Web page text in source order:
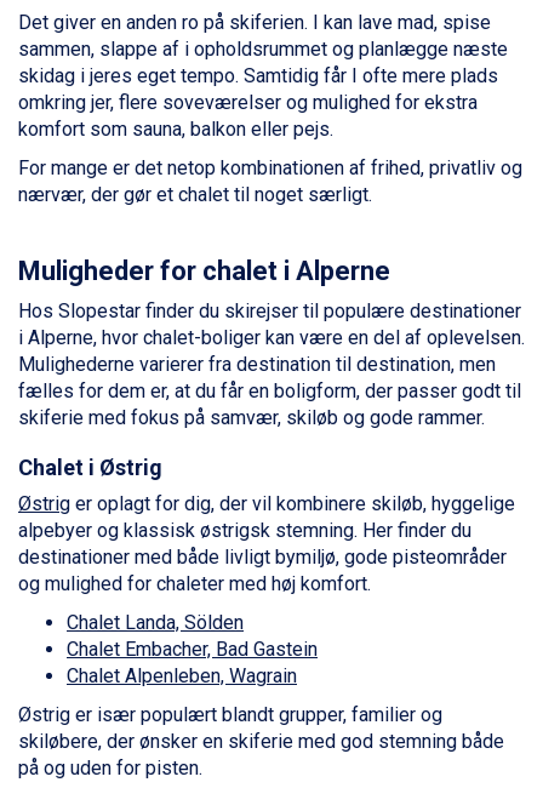
Bad Gastein fra DKK 4.195
Arabba fra DKK 7.045
La Thuile fra DKK 4.595
Val Thorens fra DKK 5.395
Cervinia fra DKK 5.295
Passo Tonale fra DKK 3.795
Saalbach fra DKK 5.945
Champoluc fra DKK 3.795
Sestriere fra DKK 4.395
Wagrain fra DKK 4.645
Ischgl fra DKK 7.095
Fieberbrunn fra DKK 6.145
St. Anton fra DKK 7.245
Zell am See fra DKK 4.095
Canazei fra DKK 4.745
Ponte di Legno fra DKK 4.745
Sauze dOulx fra DKK 4.045
Alleghe fra DKK 5.595
Bad Gastein fra DKK 4.195
La Thuile fra DKK 4.595
Val Thorens fra DKK 5.395
Cervinia fra DKK 5.295
Bad Hofgastein fra DKK 5.495
Passo Tonale fra DKK 3.795
Saalbach fra DKK 5.945
Det giver en anden ro på skiferien. I kan lave mad, spise
sammen, slappe af i opholdsrummet og planlægge næste
skidag i jeres eget tempo. Samtidig får I ofte mere plads
omkring jer, flere soveværelser og mulighed for ekstra
komfort som sauna, balkon eller pejs.
For mange er det netop kombinationen af frihed, privatliv og
nærvær, der gør et chalet til noget særligt.
Muligheder for chalet i Alperne
Hos Slopestar finder du skirejser til populære destinationer
i Alperne, hvor chalet-boliger kan være en del af oplevelsen.
Mulighederne varierer fra destination til destination, men
fælles for dem er, at du får en boligform, der passer godt til
skiferie med fokus på samvær, skiløb og gode rammer.
Chalet i Østrig
Østrig er oplagt for dig, der vil kombinere skiløb, hyggelige
alpebyer og klassisk østrigsk stemning. Her finder du
destinationer med både livligt bymiljø, gode pisteområder
og mulighed for chaleter med høj komfort.
Chalet Landa, Sölden
Chalet Embacher, Bad Gastein
Chalet Alpenleben, Wagrain
Østrig er især populært blandt grupper, familier og
skiløbere, der ønsker en skiferie med god stemning både
på og uden for pisten.